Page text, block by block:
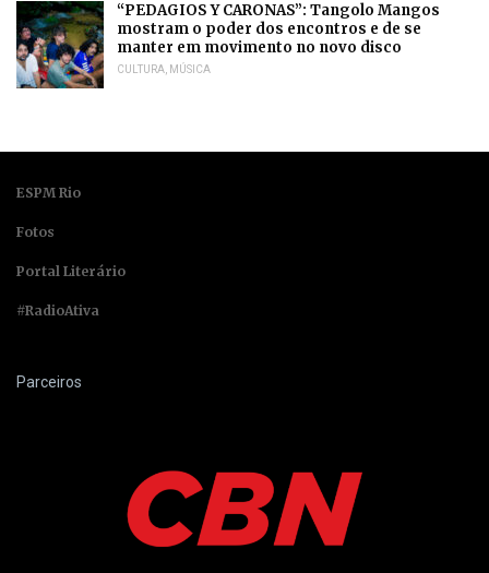
“PEDAGIOS Y CARONAS”: Tangolo Mangos
mostram o poder dos encontros e de se
manter em movimento no novo disco
CULTURA, MÚSICA
ESPM Rio
Fotos
Portal Literário
#RadioAtiva
Parceiros